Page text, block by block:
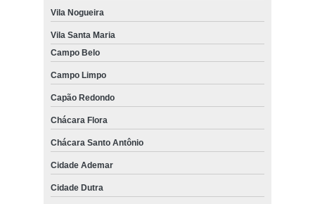
Vila Nogueira
Vila Santa Maria
Campo Belo
Campo Limpo
Capão Redondo
Chácara Flora
Chácara Santo Antônio
Cidade Ademar
Cidade Dutra